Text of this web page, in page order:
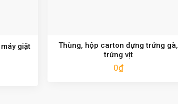
giặt
Thùng, hộp carton đựng trứng gà,
trứng vịt
0₫